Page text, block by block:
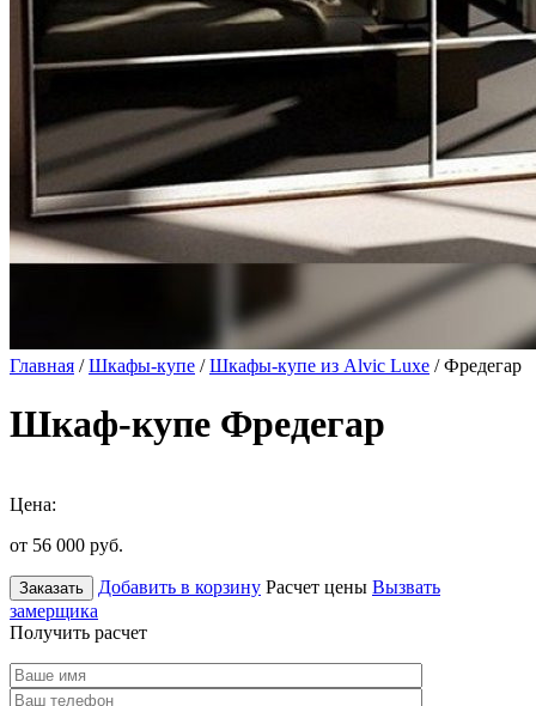
Главная /Шкафы-купе /Шкафы-купе из Alvic Luxe / Фредегар
Шкаф-купе Фредегар
Цена:
от 56 000 руб.
Заказать Добавить в корзину Расчет цены Вызвать
замерщика
Получить расчет